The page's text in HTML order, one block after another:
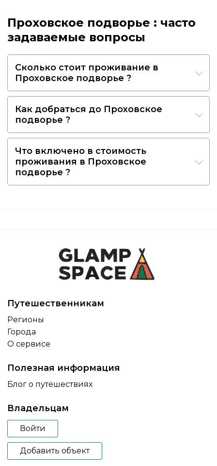
Проховское подворье : часто
задаваемые вопросы
Сколько стоит проживание в
Проховское подворье ?
Как добраться до Проховское
подворье ?
Что включено в стоимость
проживания в Проховское
подворье ?
Путешественникам
Регионы
Города
О сервисе
Полезная информация
Блог о путешествиях
Владельцам
Войти
Добавить объект